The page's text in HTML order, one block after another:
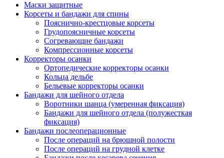
Маски защитные
Корсеты и бандажи для спины
Пояснично-крестцовые корсеты
Грудопоясничные корсеты
Согревающие бандажи
Компрессионные корсеты
Корректоры осанки
Ортопедические корректоры осанки
Кольца дельбе
Бельевые корректоры осанки
Бандажи для шейного отдела
Воротники шанца (умеренная фиксация)
Бандажи для шейного отдела (полужесткая
фиксация)
Бандажи послеоперационные
После операций на брюшной полости
После операций на грудной клетке